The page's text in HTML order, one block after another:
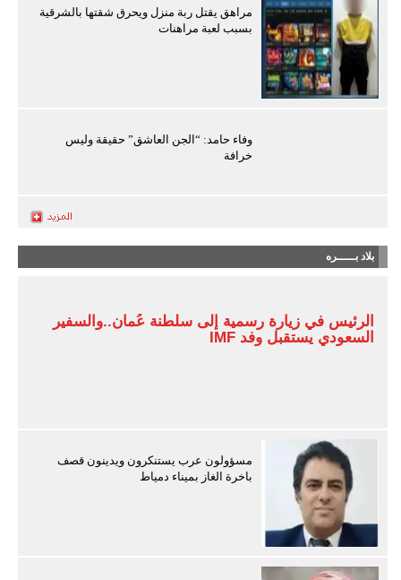
مراهق يقتل ربة منزل ويحرق شقتها بالشرقية
بسبب لعبة مراهنات
وفاء حامد: “الجن العاشق” حقيقة وليس
خرافة
بلاد بـــــره
الرئيس في زيارة رسمية إلى سلطنة عُمان..والسفير
السعودي يستقبل وفد IMF
مسؤولون عرب يستنكرون ويدينون قصف
باخرة الغاز بميناء دمياط